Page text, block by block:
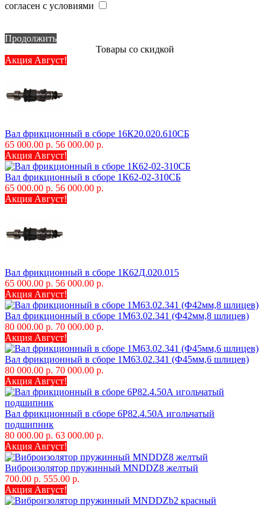
согласен с условиями
Продолжить
Товары со скидкой
Акция Август!
Вал фрикционный в сборе 16К20.020.610СБ
65 000.00 р. 56 000.00 р.
Акция Август!
Вал фрикционный в сборе 1К62-02-310СБ
65 000.00 р. 56 000.00 р.
Акция Август!
Вал фрикционный в сборе 1К62Д.020.015
65 000.00 р. 56 000.00 р.
Акция Август!
Вал фрикционный в сборе 1М63.02.341 (Ф42мм,8 шлицев)
80 000.00 р. 70 000.00 р.
Акция Август!
Вал фрикционный в сборе 1М63.02.341 (Ф45мм,6 шлицев)
80 000.00 р. 70 000.00 р.
Акция Август!
Вал фрикционный в сборе 6Р82.4.50А игольчатый
подшипник
80 000.00 р. 63 000.00 р.
Акция Август!
Виброизолятор пружинный MNDDZ8 желтый
700.00 р. 555.00 р.
Акция Август!